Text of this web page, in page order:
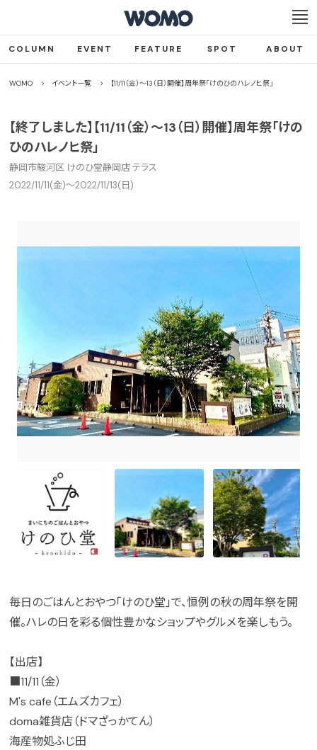
COLUMN EVENT FEATURE SPOT ABOUT
WOMO イベント一覧 【11/11（金）〜13（日）開催】周年祭「けのひのハレノヒ祭」
【終了しました】【11/11（金）〜13（日）開催】周年祭「けの
ひのハレノヒ祭」
静岡市駿河区 けのひ堂静岡店 テラス
2022/11/11(金)〜2022/11/13(日)
毎日のごはんとおやつ「けのひ堂」で、恒例の秋の周年祭を開
催。ハレの日を彩る個性豊かなショップやグルメを楽しもう。
【出店】
■11/11（金）
M's cafe（エムズカフェ）
doma雑貨店（ドマざっかてん）
海産物処ふじ田